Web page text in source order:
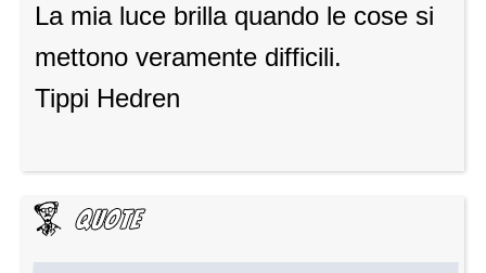
La mia luce brilla quando le cose si
mettono veramente difficili.
Tippi Hedren